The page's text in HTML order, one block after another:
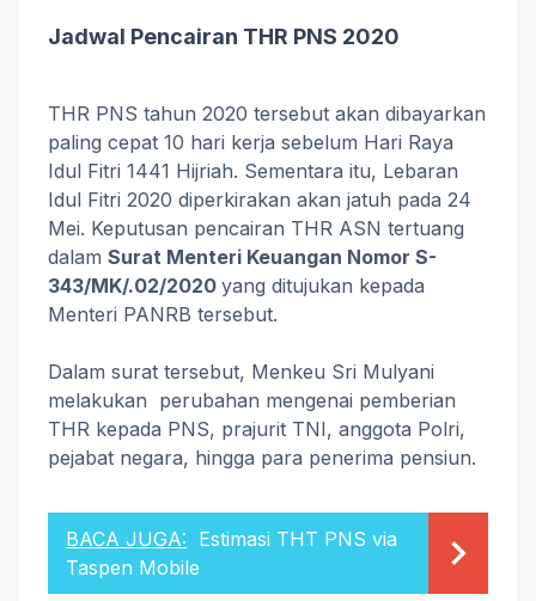
Jadwal Pencairan THR PNS 2020
THR PNS tahun 2020 tersebut akan dibayarkan
paling cepat 10 hari kerja sebelum Hari Raya
Idul Fitri 1441 Hijriah. Sementara itu, Lebaran
Idul Fitri 2020 diperkirakan akan jatuh pada 24
Mei. Keputusan pencairan THR ASN tertuang
dalam Surat Menteri Keuangan Nomor S-
343/MK/.02/2020 yang ditujukan kepada
Menteri PANRB tersebut.
Dalam surat tersebut, Menkeu Sri Mulyani
melakukan perubahan mengenai pemberian
THR kepada PNS, prajurit TNI, anggota Polri,
pejabat negara, hingga para penerima pensiun.
BACA JUGA: Estimasi THT PNS via
Taspen Mobile